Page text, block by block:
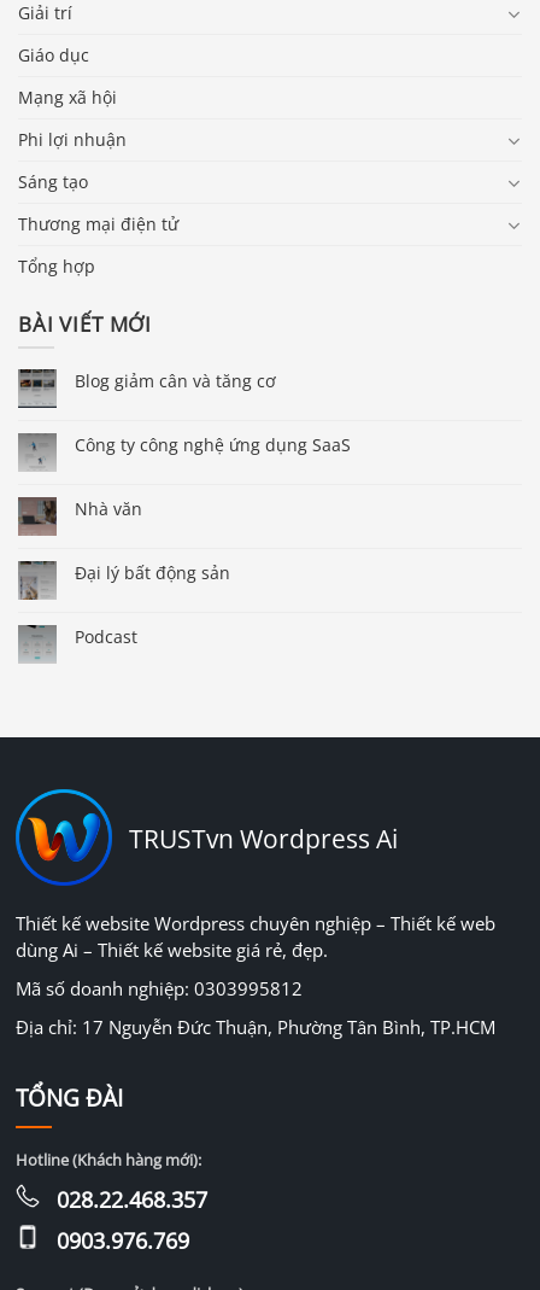
Giải trí
Giáo dục
Mạng xã hội
Phi lợi nhuận
Sáng tạo
Thương mại điện tử
Tổng hợp
BÀI VIẾT MỚI
Blog giảm cân và tăng cơ
Công ty công nghệ ứng dụng SaaS
Nhà văn
Đại lý bất động sản
Podcast
TRUSTvn Wordpress Ai
Thiết kế website Wordpress chuyên nghiệp – Thiết kế web
dùng Ai – Thiết kế website giá rẻ, đẹp.
Mã số doanh nghiệp: 0303995812
Địa chỉ: 17 Nguyễn Đức Thuận, Phường Tân Bình, TP.HCM
TỔNG ĐÀI
Hotline (Khách hàng mới):
028.22.468.357
0903.976.769